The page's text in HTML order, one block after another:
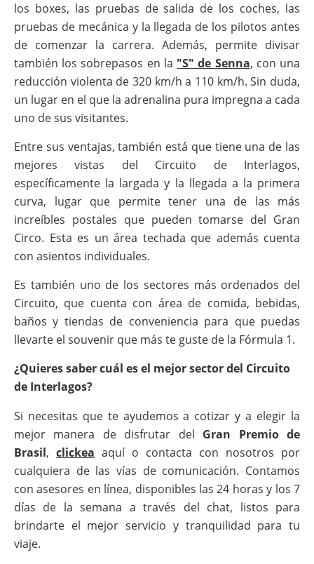
los boxes, las pruebas de salida de los coches, las
pruebas de mecánica y la llegada de los pilotos antes
de comenzar la carrera. Además, permite divisar
también los sobrepasos en la "S" de Senna, con una
reducción violenta de 320 km/h a 110 km/h. Sin duda,
un lugar en el que la adrenalina pura impregna a cada
uno de sus visitantes.
Entre sus ventajas, también está que tiene una de las
mejores vistas del Circuito de Interlagos,
específicamente la largada y la llegada a la primera
curva, lugar que permite tener una de las más
increíbles postales que pueden tomarse del Gran
Circo. Esta es un área techada que además cuenta
con asientos individuales.
Es también uno de los sectores más ordenados del
Circuito, que cuenta con área de comida, bebidas,
baños y tiendas de conveniencia para que puedas
llevarte el souvenir que más te guste de la Fórmula 1.
¿Quieres saber cuál es el mejor sector del Circuito
de Interlagos?
Si necesitas que te ayudemos a cotizar y a elegir la
mejor manera de disfrutar del Gran Premio de
Brasil, clickea aquí o contacta con nosotros por
cualquiera de las vías de comunicación. Contamos
con asesores en línea, disponibles las 24 horas y los 7
días de la semana a través del chat, listos para
brindarte el mejor servicio y tranquilidad para tu
viaje.